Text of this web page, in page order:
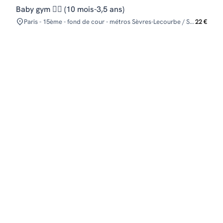
Baby gym 🤸‍♂️ (10 mois-3,5 ans)
Paris - 15ème - fond de cour - métros Sèvres-Lecourbe / Segur / Volontaires22 €